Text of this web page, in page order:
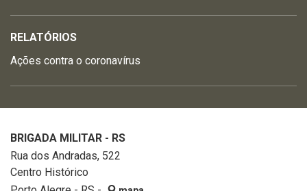
RELATÓRIOS
Ações contra o coronavírus
BRIGADA MILITAR - RS
Rua dos Andradas, 522
Centro Histórico